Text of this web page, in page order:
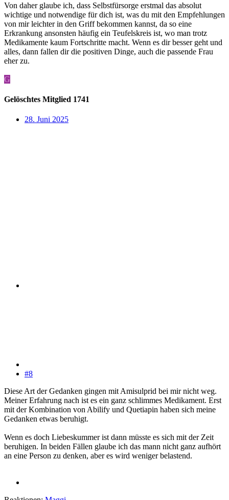
Von daher glaube ich, dass Selbstfürsorge erstmal das absolut
wichtige und notwendige für dich ist, was du mit den Empfehlungen
von mir leichter in den Griff bekommen kannst, da so eine
Erkrankung ansonsten häufig ein Teufelskreis ist, wo man trotz
Medikamente kaum Fortschritte macht. Wenn es dir besser geht und
alles, dann fallen dir die positiven Dinge, auch die passende Frau
eher zu.
G
Gelöschtes Mitglied 1741
28. Juni 2025
#8
Diese Art der Gedanken gingen mit Amisulprid bei mir nicht weg.
Meiner Erfahrung nach ist es ein ganz schlimmes Medikament. Erst
mit der Kombination von Abilify und Quetiapin haben sich meine
Gedanken etwas beruhigt.
Wenn es doch Liebeskummer ist dann müsste es sich mit der Zeit
beruhigen. In beiden Fällen glaube ich das mann nicht ganz aufhört
an eine Person zu denken, aber es wird weniger belastend.